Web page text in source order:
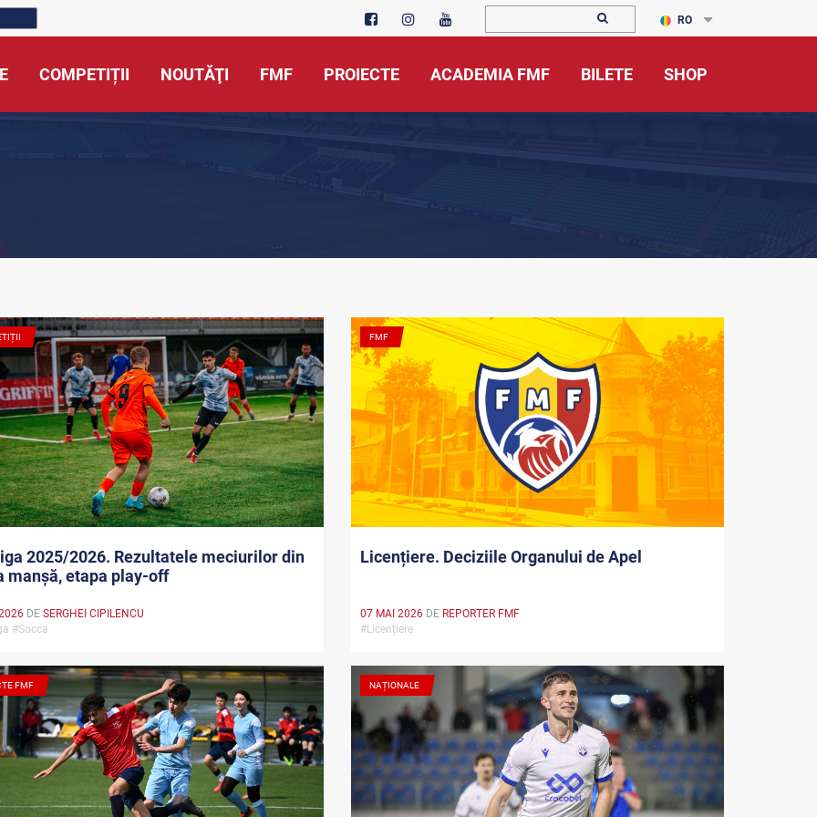
RO
COMPETIȚII NOUTĂŢI FMF PROIECTE ACADEMIA FMF BILETE SHOP
2025/2026. Rezultatele meciurilor din
manșă, etapa play-off
DE SERGHEI CIPILENCU
#Socca
FMF
Licențiere. Deciziile Organului de Apel
07 MAI 2026 DE REPORTER FMF
#Licențiere
FMF NAȚIONALE